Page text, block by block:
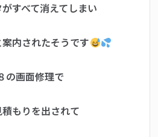
すべて消えてしまい
内されたそうです
の画面修理で
もりを出されて